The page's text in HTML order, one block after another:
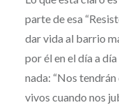
parte de esa
dar vida al barrio
por él en el día a
nada: “Nos
vivos cuando nos